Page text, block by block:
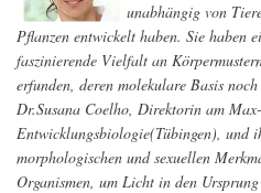
unabhängig von
Pflanzen entwickelt haben. Sie haben
faszinierende Vielfalt an
erfunden, deren molekulare Basis
Dr.Susana Coelho, Direktorin am
Entwicklungsbiologie(Tübingen), und
morphologischen und sexuellen
Organismen, um Licht in den